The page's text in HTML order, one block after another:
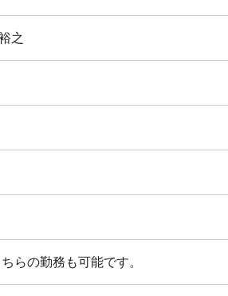
之
らの勤務も可能です。